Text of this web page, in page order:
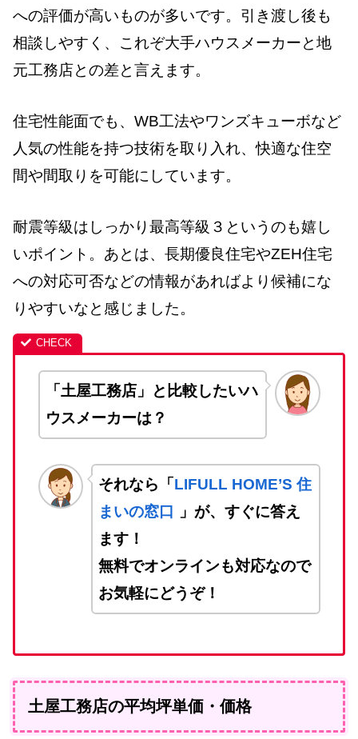
への評価が高いものが多いです。引き渡し後も
相談しやすく、これぞ大手ハウスメーカーと地
元工務店との差と言えます。
住宅性能面でも、WB工法やワンズキューボなど
人気の性能を持つ技術を取り入れ、快適な住空
間や間取りを可能にしています。
耐震等級はしっかり最高等級３というのも嬉し
いポイント。あとは、長期優良住宅やZEH住宅
への対応可否などの情報があればより候補にな
りやすいなと感じました。
「土屋工務店」と比較したいハ
ウスメーカーは？
それなら「 LIFULL HOME’S 住
まいの窓口
」が、すぐに答え
ます！
無料でオンラインも対応なので
お気軽にどうぞ！
土屋工務店の平均坪単価・価格